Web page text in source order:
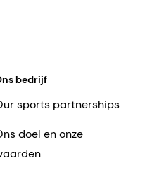
met
senescentiemodel
Department, dsm-
Columbia, MD
bedrijf
sports partnerships
doel en onze